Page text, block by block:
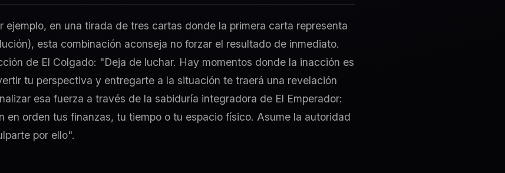
ejemplo, en una tirada de tres cartas donde la primera carta representa
esta combinación aconseja no forzar el resultado de inmediato.
de El Colgado: "Deja de luchar. Hay momentos donde la inacción es
tu perspectiva y entregarte a la situación te traerá una revelación
esa fuerza a través de la sabiduría integradora de El Emperador:
en orden tus finanzas, tu tiempo o tu espacio físico. Asume la autoridad
por ello".